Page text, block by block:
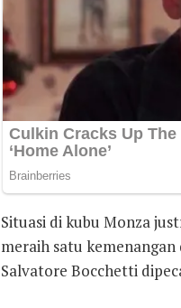
Situasi di kubu Monza
meraih satu
Salvatore Bocchetti